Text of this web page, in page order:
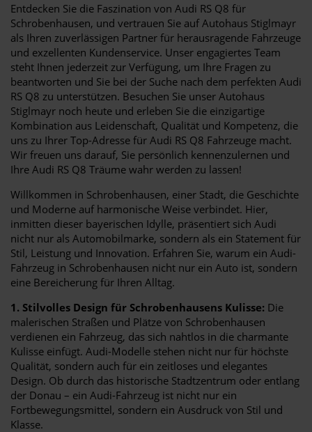
Entdecken Sie die Faszination von Audi RS Q8 für
Schrobenhausen, und vertrauen Sie auf Autohaus Stiglmayr
als Ihren zuverlässigen Partner für herausragende Fahrzeuge
und exzellenten Kundenservice. Unser engagiertes Team
steht Ihnen jederzeit zur Verfügung, um Ihre Fragen zu
beantworten und Sie bei der Suche nach dem perfekten Audi
RS Q8 zu unterstützen. Besuchen Sie unser Autohaus
Stiglmayr noch heute und erleben Sie die einzigartige
Kombination aus Leidenschaft, Qualität und Kompetenz, die
uns zu Ihrer Top-Adresse für Audi RS Q8 Fahrzeuge macht.
Wir freuen uns darauf, Sie persönlich kennenzulernen und
Ihre Audi RS Q8 Träume wahr werden zu lassen!
Willkommen in Schrobenhausen, einer Stadt, die Geschichte
und Moderne auf harmonische Weise verbindet. Hier,
inmitten dieser bayerischen Idylle, präsentiert sich Audi
nicht nur als Automobilmarke, sondern als ein Statement für
Stil, Leistung und Innovation. Erfahren Sie, warum ein Audi-
Fahrzeug in Schrobenhausen nicht nur ein Auto ist, sondern
eine Bereicherung für Ihren Alltag.
1. Stilvolles Design für Schrobenhausens Kulisse: Die
malerischen Straßen und Plätze von Schrobenhausen
verdienen ein Fahrzeug, das sich nahtlos in die charmante
Kulisse einfügt. Audi-Modelle stehen nicht nur für höchste
Qualität, sondern auch für ein zeitloses und elegantes
Design. Ob durch das historische Stadtzentrum oder entlang
der Donau – ein Audi-Fahrzeug ist nicht nur ein
Fortbewegungsmittel, sondern ein Ausdruck von Stil und
Klasse.